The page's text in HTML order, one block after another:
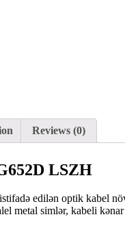
Reviews (0)
LSZH
edilən optik kabel
metal simlər, kabeli